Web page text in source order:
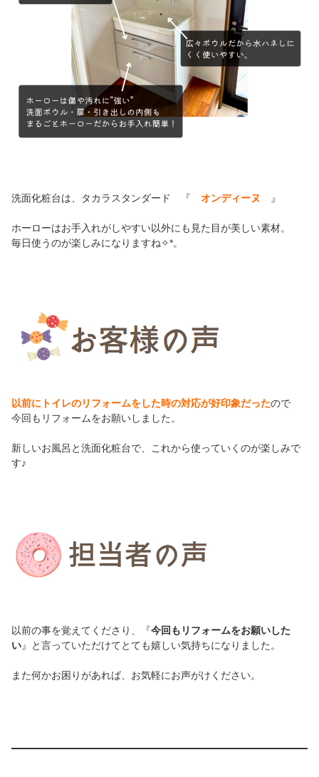
洗面化粧台は、タカラスタンダード 『 オンディーヌ 』
ホーローはお手入れがしやすい以外にも見た目が美しい素材。
毎日使うのが楽しみになりますね✧*。
以前にトイレのリフォームをした時の対応が好印象だったので
今回もリフォームをお願いしました。
新しいお風呂と洗面化粧台で、これから使っていくのが楽しみで
す♪
以前の事を覚えてくださり、『今回もリフォームをお願いした
い』と言っていただけてとても嬉しい気持ちになりました。
また何かお困りがあれば、お気軽にお声がけください。